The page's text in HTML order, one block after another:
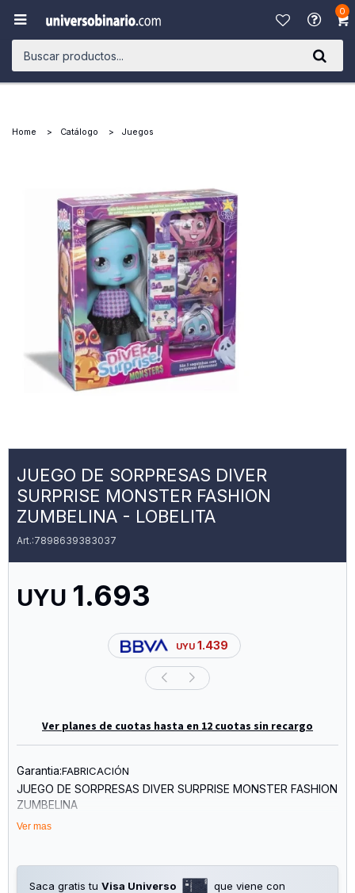
0

Home Catálogo Juegos
JUEGO DE SORPRESAS DIVER
SURPRISE MONSTER FASHION
ZUMBELINA - LOBELITA
7898639383037
UYU 1.693
UYU 1.439
Ver planes de cuotas hasta en 12 cuotas sin recargo
Garantia:FABRICACIÓN
JUEGO DE SORPRESAS DIVER SURPRISE MONSTER FASHION
ZUMBELINA
Ver mas
Saca gratis tu Visa Universo
que viene con